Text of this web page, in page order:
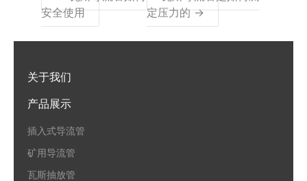
安全使用
定压力的 →
关于我们
产品展示
插入式导流管
矿用导流管
瓦斯抽放管